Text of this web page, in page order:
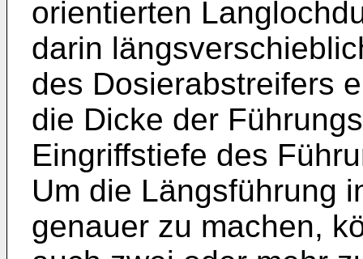
orientierten
darin
des Dosierabstreifers
die Dicke der
Eingriffstiefe des
Um die Längsführung
genauer zu machen,